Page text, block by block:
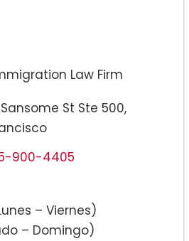
Law Firm
Sansome St Ste 500,
900-4405
– Viernes)
– Domingo)